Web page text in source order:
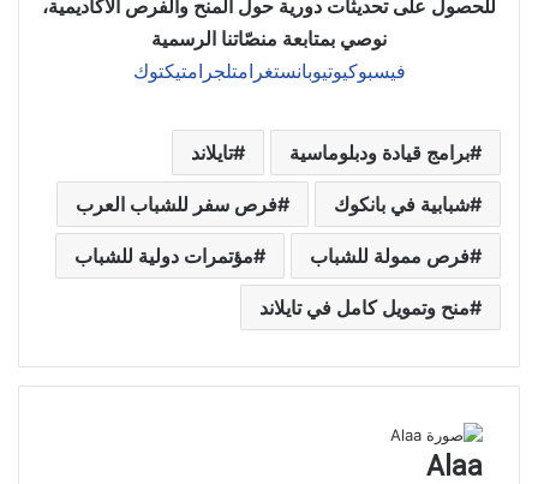
للحصول على تحديثات دورية حول المنح والفرص الأكاديمية،
نوصي بمتابعة منصّاتنا الرسمية
فيسبوكيوتيوبانستغرامتلجرامتيكتوك
برامج قيادة ودبلوماسية تايلاند
شبابية في بانكوك فرص سفر للشباب العرب
فرص ممولة للشباب مؤتمرات دولية للشباب
منح وتمويل كامل في تايلاند
Alaa